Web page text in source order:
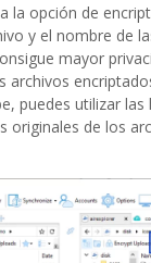
la opción de
y el nombre de
mayor
archivos
puedes utilizar las
originales de los